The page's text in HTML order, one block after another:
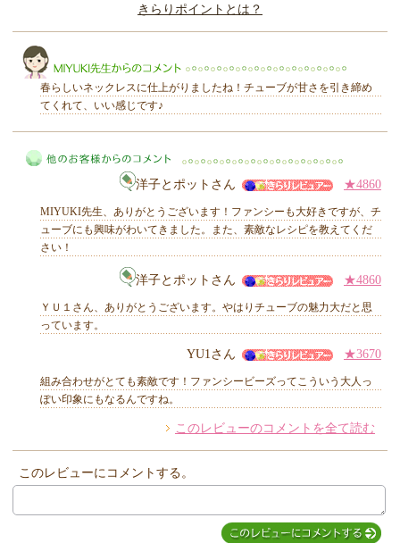
きらりポイントとは？
MIYUKI先生からのコメント
春らしいネックレスに仕上がりましたね！チューブが甘さを引き締め
てくれて、いい感じです♪
他のお客様からのコメント
洋子とポットさん ★4860
MIYUKI先生、ありがとうございます！ファンシーも大好きですが、チ
ューブにも興味がわいてきました。また、素敵なレシピを教えてくだ
さい！
洋子とポットさん ★4860
ＹＵ１さん、ありがとうございます。やはりチューブの魅力大だと思
っています。
YU1さん ★3670
組み合わせがとても素敵です！ファンシービーズってこういう大人っ
ぽい印象にもなるんですね。
このレビューのコメントを全て読む
このレビューにコメントする。